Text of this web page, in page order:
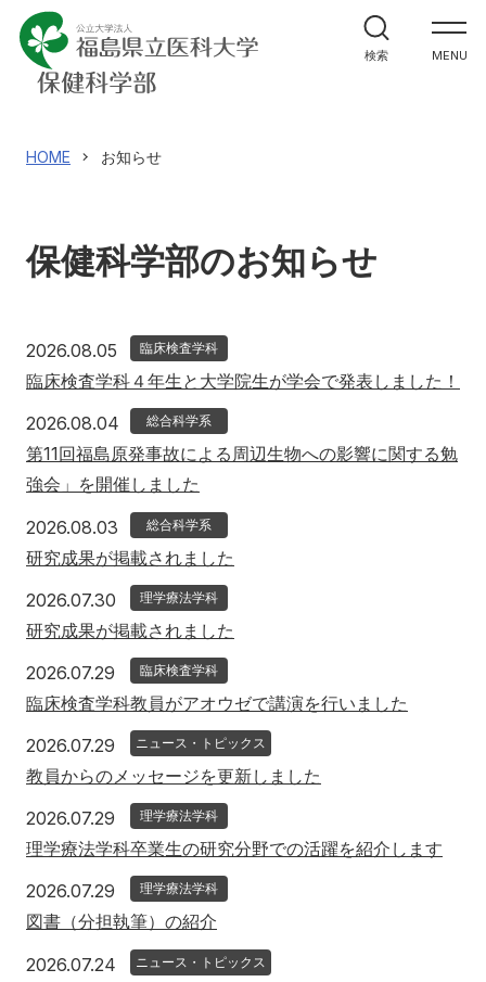
MENU
学部案内
学科紹介
大学院案内
教員メッセージ
施設紹介
入試情報
地域の方へ
入学希望の方へ 在学生の方へ
卒業生の方へ 教職員の方へ
検索
HOME お知らせ
保健科学部のお知らせ
2026.08.05 2026年8月5日
臨床検査学科
臨床検査学科４年生と大学院生が学会で発表しました！
2026.08.04 2026年8月4日
総合科学系
第11回福島原発事故による周辺生物への影響に関する勉
強会」を開催しました
2026.08.03 2026年8月3日
総合科学系
研究成果が掲載されました
2026.07.30 2026年7月30日
理学療法学科
研究成果が掲載されました
2026.07.29 2026年7月29日
臨床検査学科
臨床検査学科教員がアオウゼで講演を行いました
2026.07.29 2026年7月29日
ニュース・トピックス
教員からのメッセージを更新しました
2026.07.29 2026年7月29日
理学療法学科
理学療法学科卒業生の研究分野での活躍を紹介します
2026.07.29 2026年7月29日
理学療法学科
図書（分担執筆）の紹介
2026.07.24 2026年7月24日
ニュース・トピックス